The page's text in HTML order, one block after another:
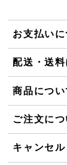
お支払いに
配送・送料
商品につい
ご注文につ
キャンセ